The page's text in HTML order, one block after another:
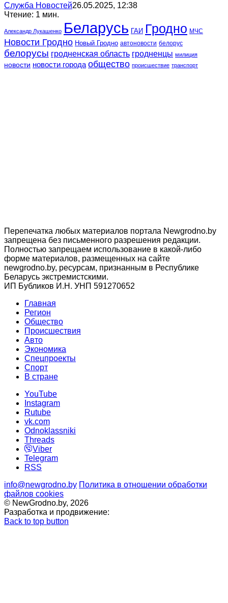
Служба Новостей26.05.2025, 12:38
Чтение: 1 мин.
Александр Лукашенко Беларусь ГАИ Гродно МЧС
Новости Гродно Новый Гродно автоновости белорус
белорусы гродненская область гродненцы милиция
новости новости города общество происшествие транспорт
Перепечатка любых материалов портала Newgrodno.by
запрещена без письменного разрешения редакции.
Полностью запрещаем использование в какой-либо
форме материалов, размещенных на сайте
newgrodno.by, ресурсам, признанным в Республике
Беларусь экстремистскими.
ИП Бубликов И.Н. УНП 591270652
Главная
Регион
Общество
Происшествия
Авто
Экономика
Спецпроекты
Cпорт
В стране
YouTube
Instagram
Rutube
vk.com
Odnoklassniki
Threads
Viber
Telegram
RSS
info@newgrodno.by Политика в отношении обработки
файлов cookies
© NewGrodno.by, 2026
Разработка и продвижение:
Back to top button